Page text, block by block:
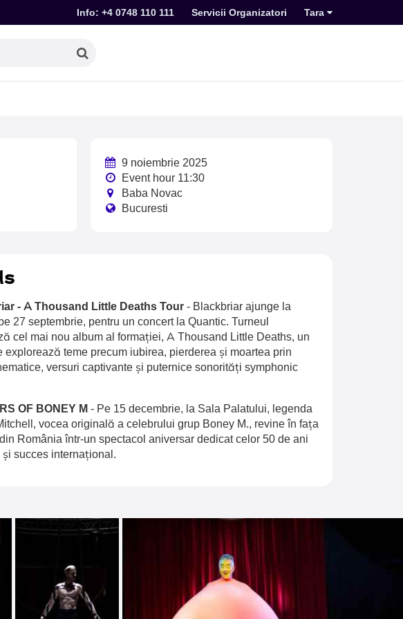
Info: +4 0748 110 111 Servicii Organizatori Tara
9 noiembrie 2025
Event hour 11:30
Baba Novac
Bucuresti
- A Thousand Little Deaths Tour - Blackbriar ajunge la
27 septembrie, pentru un concert la Quantic. Turneul
cel mai nou album al formației, A Thousand Little Deaths, un
explorează teme precum iubirea, pierderea și moartea prin
versuri captivante și puternice sonorități symphonic
OF BONEY M- Pe 15 decembrie, la Sala Palatului, legenda
vocea originală a celebrului grup Boney M., revine în fața
România într-un spectacol aniversar dedicat celor 50 de ani
succes internațional.